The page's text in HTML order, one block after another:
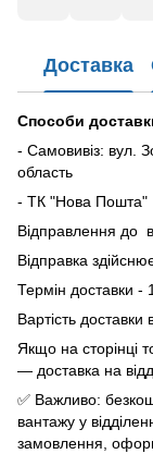
Доставка
Способи
- Самовивіз: вул.
область
- ТК "Нова Пошта"
Відправлення до
Відправка
Термін доставки -
Вартість доставки
Якщо на сторінці
— доставка на
✅ Важливо:
вантажу у
замовлення,